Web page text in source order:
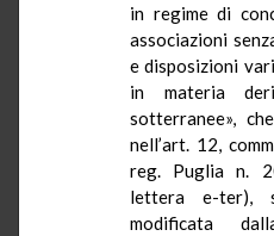
in regime di
associazioni
e disposizioni
in materia
sotterranee»,
nell’art. 12,
reg. Puglia n.
lettera e-ter),
modificata